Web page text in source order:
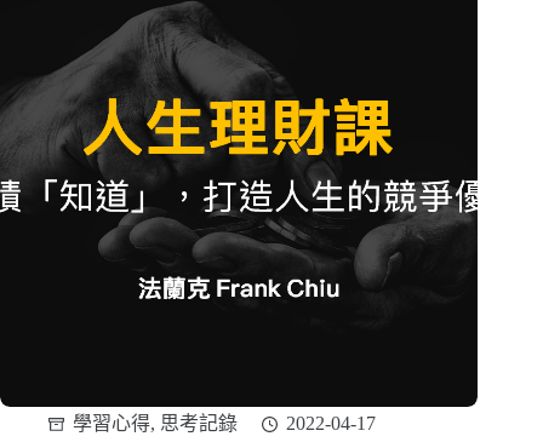
學習心得, 思考記錄 2022-04-17